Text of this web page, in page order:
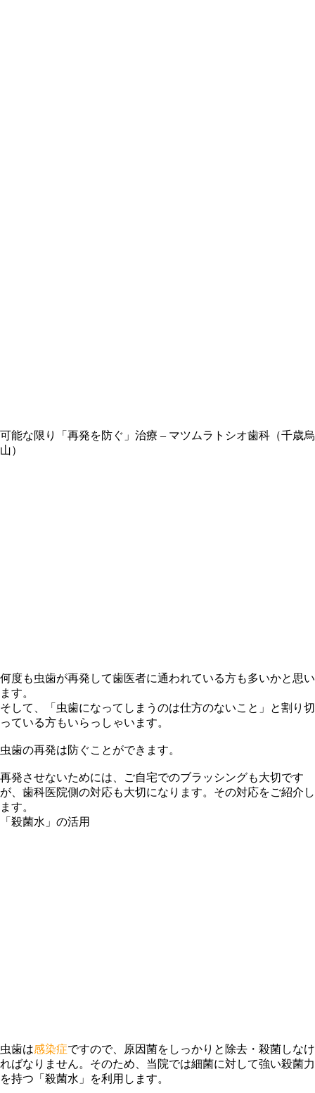
可能な限り「再発を防ぐ」治療 – マツムラトシオ歯科（千歳烏
山）
何度も虫歯が再発して歯医者に通われている方も多いかと思い
ます。
そして、「虫歯になってしまうのは仕方のないこと」と割り切
っている方もいらっしゃいます。
虫歯の再発は防ぐことができます。
再発させないためには、ご自宅でのブラッシングも大切です
が、歯科医院側の対応も大切になります。その対応をご紹介し
ます。
「殺菌水」の活用
虫歯は感染症ですので、原因菌をしっかりと除去・殺菌しなけ
ればなりません。そのため、当院では細菌に対して強い殺菌力
を持つ「殺菌水」を利用します。